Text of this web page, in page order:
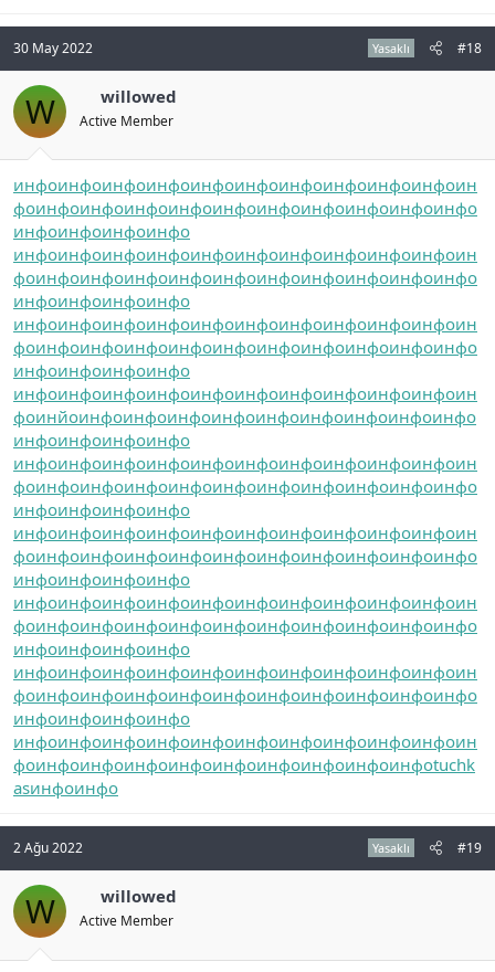
30 May 2022 Yasaklı #18
W willowed
Active Member
инфоинфоинфоинфоинфоинфоинфоинфоинфоинфоин
фоинфоинфоинфоинфоинфоинфоинфоинфоинфоинфо
инфоинфоинфоинфо
инфоинфоинфоинфоинфоинфоинфоинфоинфоинфоин
фоинфоинфоинфоинфоинфоинфоинфоинфоинфоинфо
инфоинфоинфоинфо
инфоинфоинфоинфоинфоинфоинфоинфоинфоинфоин
фоинфоинфоинфоинфоинфоинфоинфоинфоинфоинфо
инфоинфоинфоинфо
инфоинфоинфоинфоинфоинфоинфоинфоинфоинфоин
фоинйоинфоинфоинфоинфоинфоинфоинфоинфоинфо
инфоинфоинфоинфо
инфоинфоинфоинфоинфоинфоинфоинфоинфоинфоин
фоинфоинфоинфоинфоинфоинфоинфоинфоинфоинфо
инфоинфоинфоинфо
инфоинфоинфоинфоинфоинфоинфоинфоинфоинфоин
фоинфоинфоинфоинфоинфоинфоинфоинфоинфоинфо
инфоинфоинфоинфо
инфоинфоинфоинфоинфоинфоинфоинфоинфоинфоин
фоинфоинфоинфоинфоинфоинфоинфоинфоинфоинфо
инфоинфоинфоинфо
инфоинфоинфоинфоинфоинфоинфоинфоинфоинфоин
фоинфоинфоинфоинфоинфоинфоинфоинфоинфоинфо
инфоинфоинфоинфо
инфоинфоинфоинфоинфоинфоинфоинфоинфоинфоин
фоинфоинфоинфоинфоинфоинфоинфоинфоинфоtuchk
asинфоинфо
2 Ağu 2022 Yasaklı #19
W willowed
Active Member